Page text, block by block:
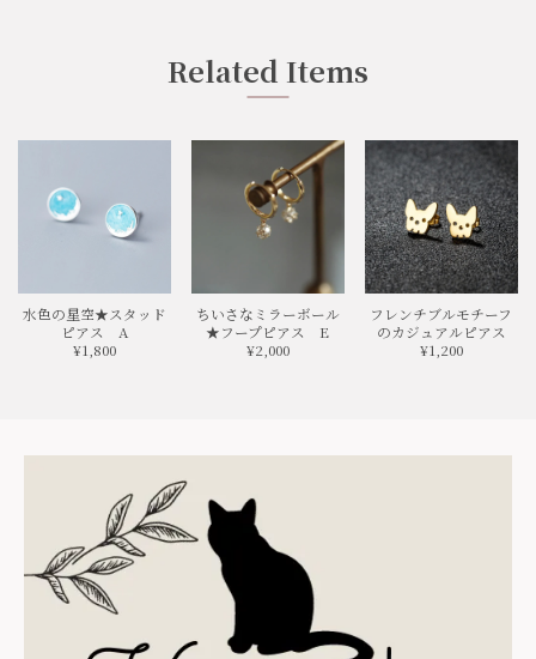
Related Items
水色の星空★スタッド
ピアス A
¥1,800
ちいさなミラーボール
★フープピアス E
¥2,000
フレンチブルモチーフ
のカジュアルピアス
¥1,200